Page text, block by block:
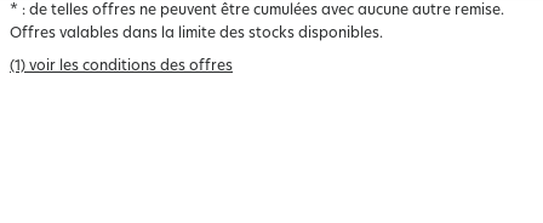
* : de telles offres ne peuvent être cumulées avec aucune autre remise.
Offres valables dans la limite des stocks disponibles.
(1) voir les conditions des offres